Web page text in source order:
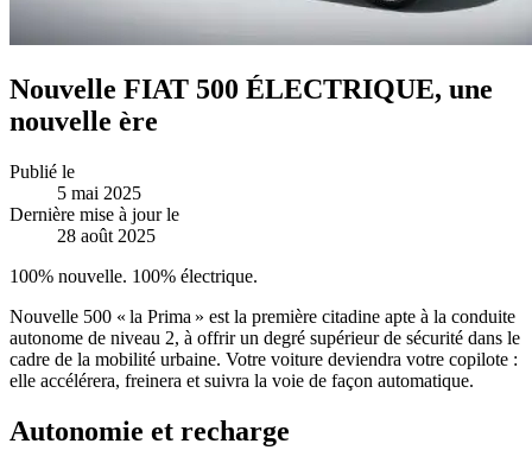
Nouvelle FIAT 500 ÉLECTRIQUE, une
nouvelle ère
Publié le
5 mai 2025
Dernière mise à jour le
28 août 2025
100% nouvelle. 100% électrique.
Nouvelle 500 « la Prima » est la première citadine apte à la conduite
autonome de niveau 2, à offrir un degré supérieur de sécurité dans le
cadre de la mobilité urbaine. Votre voiture deviendra votre copilote :
elle accélérera, freinera et suivra la voie de façon automatique.
Autonomie et recharge